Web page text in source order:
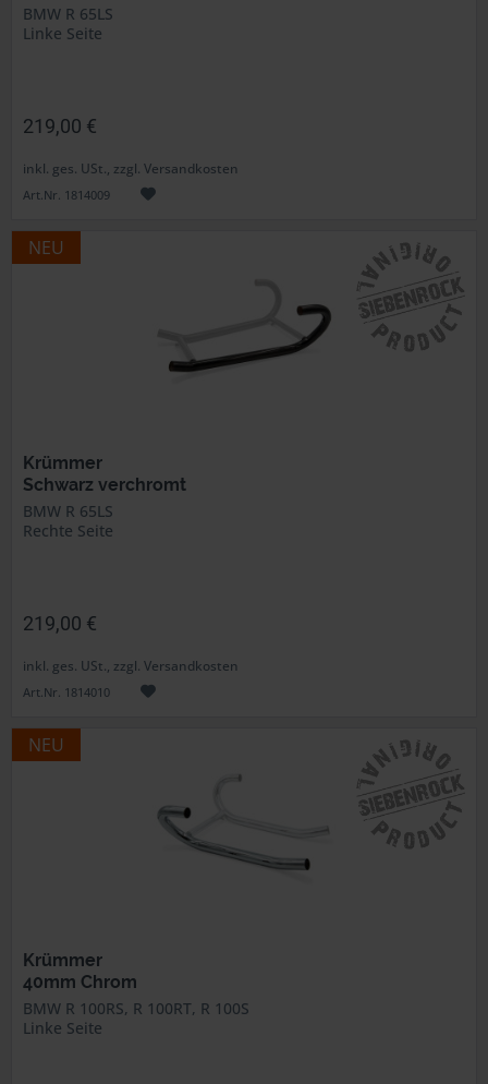
BMW R 65LS
Linke Seite
219,00 €
inkl. ges. USt., zzgl. Versandkosten
Art.Nr. 1814009
NEU
Krümmer
Schwarz verchromt
BMW R 65LS
Rechte Seite
219,00 €
inkl. ges. USt., zzgl. Versandkosten
Art.Nr. 1814010
NEU
Krümmer
40mm Chrom
BMW R 100RS, R 100RT, R 100S
Linke Seite